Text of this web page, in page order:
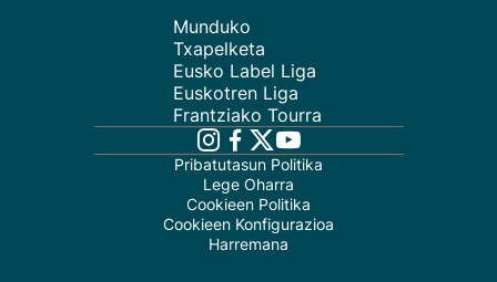
Munduko
Txapelketa
Eusko Label Liga
Euskotren Liga
Frantziako Tourra
Pribatutasun Politika
Lege Oharra
Cookieen Politika
Cookieen Konfigurazioa
Harremana